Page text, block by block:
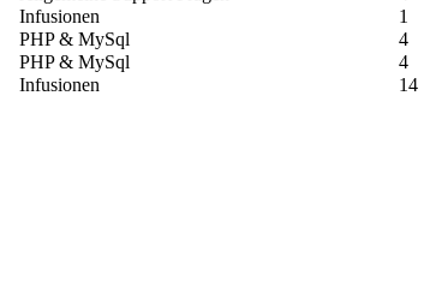
Infusionen
1
PHP & MySql
4
PHP & MySql
4
Infusionen 14